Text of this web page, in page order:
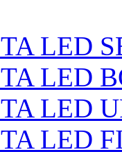
LED
LED
LED
LED